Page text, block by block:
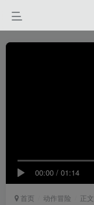
00:00 / 01:14
首页 动作冒险 正文